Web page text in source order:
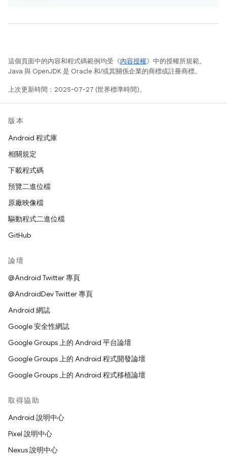
這個頁面中的內容和程式碼範例均受《內容授權》中的授權所規範。
Java 與 OpenJDK 是 Oracle 和/或其關係企業的商標或註冊商標。
上次更新時間：2025-07-27 (世界標準時間)。
版本
Android 程式庫
相關規定
下載程式碼
預覽二進位檔
原廠映像檔
驅動程式二進位檔
GitHub
論壇
@Android Twitter 專頁
@AndroidDev Twitter 專頁
Android 網誌
Google 安全性網誌
Google Groups 上的 Android 平台論壇
Google Groups 上的 Android 程式開發論壇
Google Groups 上的 Android 程式移植論壇
取得協助
Android 說明中心
Pixel 說明中心
Nexus 說明中心